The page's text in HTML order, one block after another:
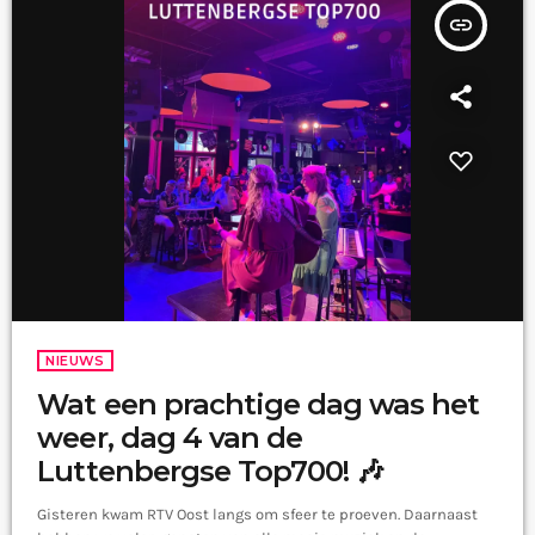
insert_link
NIEUWS
Wat een prachtige dag was het
weer, dag 4 van de
Luttenbergse Top700! 🎶
Gisteren kwam RTV Oost langs om sfeer te proeven. Daarnaast